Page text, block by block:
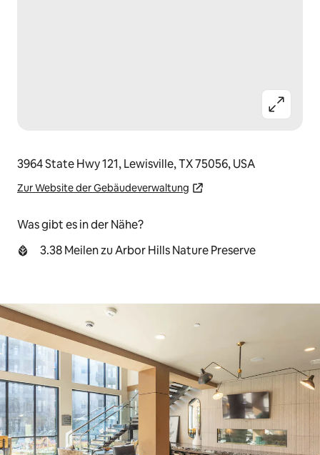
3964 State Hwy 121, Lewisville, TX 75056, USA
Zur Website der Gebäudeverwaltung
Was gibt es in der Nähe?
3.38 Meilen zu Arbor Hills Nature Preserve